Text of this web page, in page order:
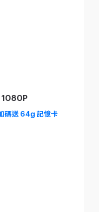
1080P
碼送 64g 記憶卡